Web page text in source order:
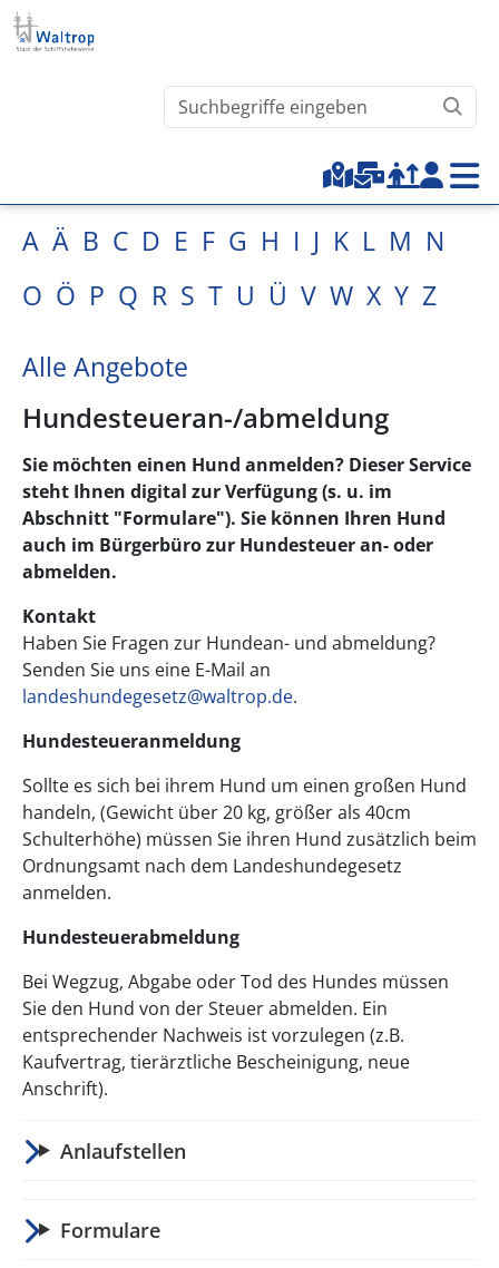
Direkt zum Inhalt
Waltrop.de durchsuchen
Top-Menu
A Ä B C D E F G H I J K L M N
O Ö P Q R S T U Ü V W X Y Z
Alle Angebote
Hundesteueran-/abmeldung
Sie möchten einen Hund anmelden? Dieser Service
steht Ihnen digital zur Verfügung (s. u. im
Abschnitt "Formulare"). Sie können Ihren Hund
auch im Bürgerbüro zur Hundesteuer an- oder
abmelden.
Kontakt
Haben Sie Fragen zur Hundean- und abmeldung?
Senden Sie uns eine E-Mail an
landeshundegesetz@waltrop.de.
Hundesteueranmeldung
Sollte es sich bei ihrem Hund um einen großen Hund
handeln, (Gewicht über 20 kg, größer als 40cm
Schulterhöhe) müssen Sie ihren Hund zusätzlich beim
Ordnungsamt nach dem Landeshundegesetz
anmelden.
Hundesteuerabmeldung
Bei Wegzug, Abgabe oder Tod des Hundes müssen
Sie den Hund von der Steuer abmelden. Ein
entsprechender Nachweis ist vorzulegen (z.B.
Kaufvertrag, tierärztliche Bescheinigung, neue
Anschrift).
Anlaufstellen
Formulare